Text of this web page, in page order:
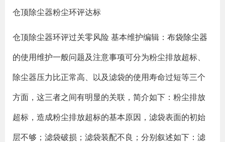
仓顶除尘器粉尘环评达标
仓顶除尘器环评过关零风险 基本维护编辑： 布袋除尘器
的使用维护一般问题及注意事项可分为粉尘排放超标、
除尘器压力比正常高、以及滤袋的使用寿命过短等三个
方面，这三者之间有明显的关联，简介如下：粉尘排放
超标，造成粉尘排放超标的基本原因，滤袋表面的初始
层不够；滤袋破损；滤袋装配不良；分别叙述如下：滤